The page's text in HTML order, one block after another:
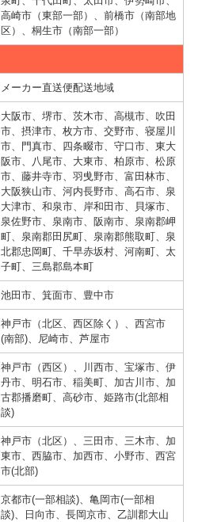
高崎市（東部一部）、前橋市（南部地
区）、桐生市（南部一部）
メーカー直送便配送地域
大阪市、堺市、茨木市、高槻市、吹田
市、摂津市、枚方市、交野市、寝屋川
市、門真市、四条畷市、守口市、東大
阪市、八尾市、大東市、柏原市、松原
市、藤井寺市、羽曵野市、富田林市、
大阪狭山市、河内長野市、高石市、泉
大津市、和泉市、岸和田市、貝塚市、
泉佐野市、泉南市、阪南市、泉南郡岬
町、泉南郡田尻町、泉南郡熊取町、泉
北郡忠岡町、千早赤坂村、河南町、太
子町、三島郡島本町
池田市、箕面市、豊中市
神戸市（北区、西区除く）、西宮市
(南部)、尼崎市、芦屋市
神戸市（西区）、川西市、宝塚市、伊
丹市、明石市、稲美町、加古川市、加
古郡播磨町、高砂市、姫路市(北部相
談)
神戸市（北区）、三田市、三木市、加
東市、西脇市、加西市、小野市、西宮
市(北部)
京都市(一部相談)、亀岡市(一部相
談)、日向市、長岡京市、乙訓郡大山